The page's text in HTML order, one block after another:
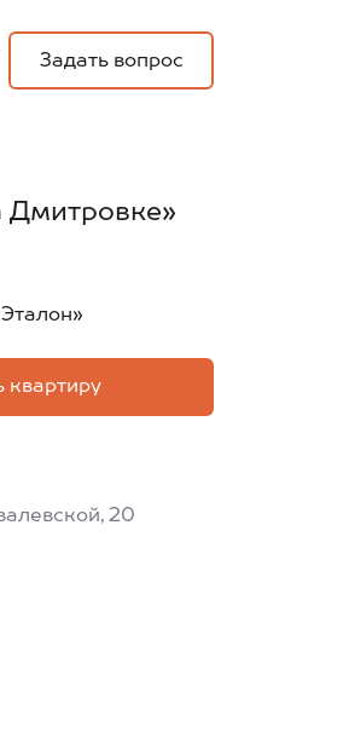
Задать вопрос
квартиру
20